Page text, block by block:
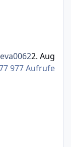
977 Aufrufe
eva00622. Aug